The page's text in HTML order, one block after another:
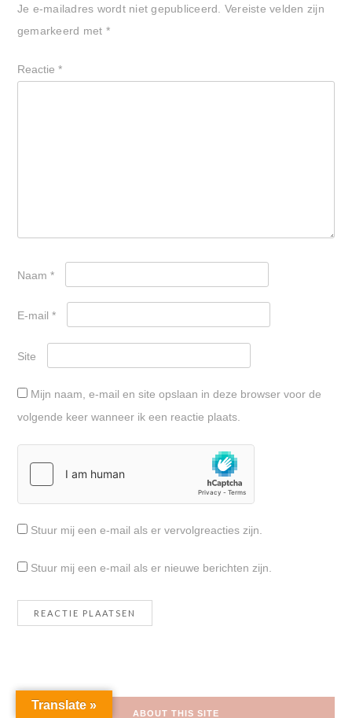
Je e-mailadres wordt niet gepubliceerd. Vereiste velden zijn
gemarkeerd met *
Reactie *
Naam *
E-mail *
Site
Mijn naam, e-mail en site opslaan in deze browser voor de
volgende keer wanneer ik een reactie plaats.
Stuur mij een e-mail als er vervolgreacties zijn.
Stuur mij een e-mail als er nieuwe berichten zijn.
ABOUT THIS SITE
Translate »